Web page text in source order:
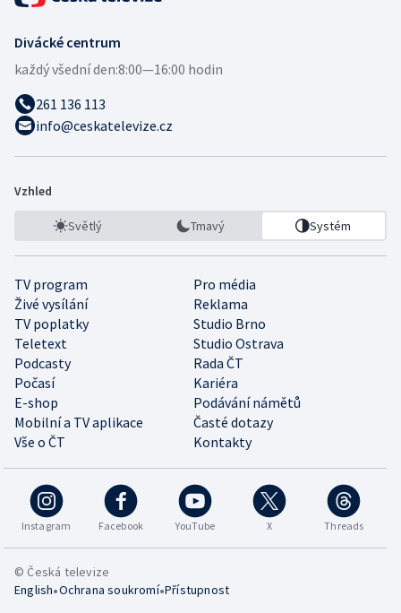
Divácké centrum
každý všední den:8:00—16:00 hodin
261 136 113
info@ceskatelevize.cz
Vzhled
Světlý Tmavý Systém
TV program
Pro média
Živé vysílání
Reklama
TV poplatky
Studio Brno
Teletext
Studio Ostrava
Podcasty
Rada ČT
Počasí
Kariéra
E-shop
Podávání námětů
Mobilní a TV aplikace
Časté dotazy
Vše o ČT
Kontakty
Instagram Facebook YouTube X Threads
© Česká televize
English•Ochrana soukromí•Přístupnost